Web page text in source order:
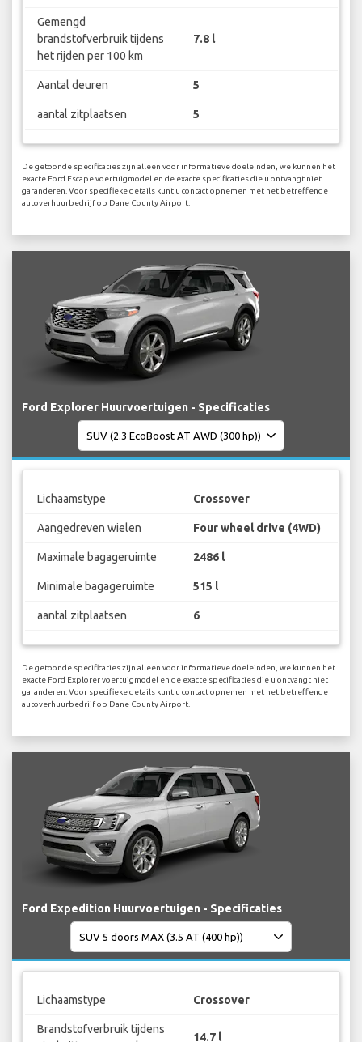
Gemengd
brandstofverbruik tijdens
het rijden per 100 km
7.8 l
Aantal deuren 5
aantal zitplaatsen 5
De getoonde specificaties zijn alleen voor informatieve doeleinden, we kunnen het
exacte Ford Escape voertuigmodel en de exacte specificaties die u ontvangt niet
garanderen. Voor specifieke details kunt u contact opnemen met het betreffende
autoverhuurbedrijf op Dane County Airport.
Ford Explorer Huurvoertuigen - Specificaties
Lichaamstype Crossover
Aangedreven wielen Four wheel drive (4WD)
Maximale bagageruimte 2486 l
Minimale bagageruimte 515 l
aantal zitplaatsen 6
De getoonde specificaties zijn alleen voor informatieve doeleinden, we kunnen het
exacte Ford Explorer voertuigmodel en de exacte specificaties die u ontvangt niet
garanderen. Voor specifieke details kunt u contact opnemen met het betreffende
autoverhuurbedrijf op Dane County Airport.
Ford Expedition Huurvoertuigen - Specificaties
Lichaamstype Crossover
Brandstofverbruik tijdens
14.7 l